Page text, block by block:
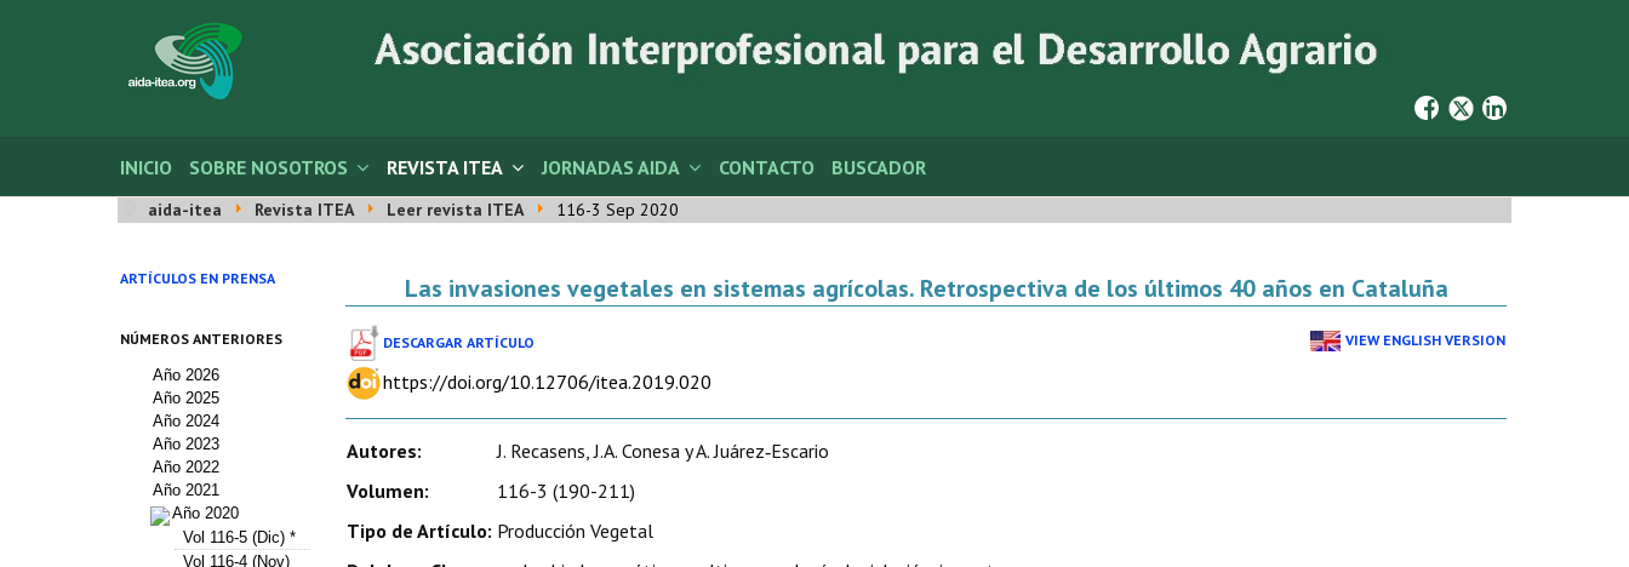
INICIO SOBRE NOSOTROS REVISTA ITEA JORNADAS AIDA CONTACTO BUSCADOR
aida-itea Revista ITEA Leer revista ITEA 116-3 Sep 2020
ARTÍCULOS EN PRENSA
NÚMEROS ANTERIORES
Año 2026
Año 2025
Año 2024
Año 2023
Año 2022
Año 2021
Año 2020
Vol 116-5 (Dic) *
Vol 116-4 (Nov)
Las invasiones vegetales en sistemas agrícolas. Retrospectiva de los últimos 40 años en Cataluña
DESCARGAR ARTÍCULO VIEW ENGLISH VERSION
https://doi.org/10.12706/itea.2019.020
Autores:
J. Recasens, J.A. Conesa y A. Juárez‑Escario
Volumen:
116-3 (190-211)
Tipo de Artículo: Producción Vegetal